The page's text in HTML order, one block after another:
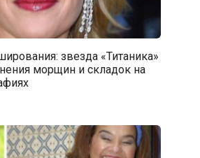
звезда «Титаника»
морщин и складок на